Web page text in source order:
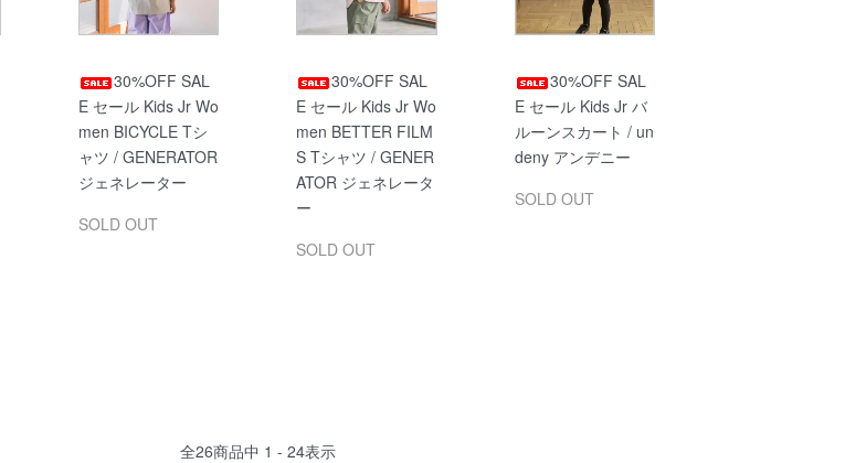
30%OFF SAL
E セール Kids Jr Wo
men BICYCLE Tシ
ャツ / GENERATOR
ジェネレーター
SOLD OUT
30%OFF SAL
E セール Kids Jr Wo
men BETTER FILM
S Tシャツ / GENER
ATOR ジェネレータ
ー
SOLD OUT
30%OFF SAL
E セール Kids Jr バ
ルーンスカート / un
deny アンデニー
SOLD OUT
全26商品中 1 - 24表示